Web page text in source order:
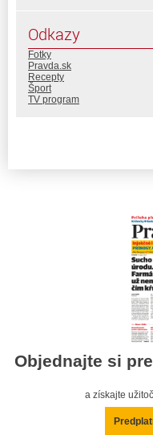
Odkazy
Fotky
Pravda.sk
Recepty
Šport
TV program
Objednajte si
a získajte